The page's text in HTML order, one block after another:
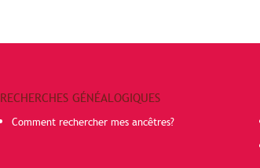
RECHERCHES GÉNÉALOGIQUES
Comment rechercher mes ancêtres?